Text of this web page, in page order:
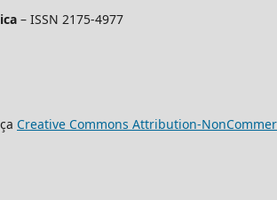
– ISSN 2175-4977
Creative Commons Attribution-